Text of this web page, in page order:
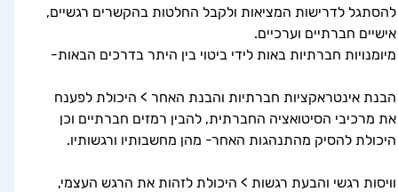
להסתגל לדרישות המציאות ולקבל החלטות בהקשרים רגשיים,
אישיים חברתיים וערכיים.
מיומנויות חברתיות באות לידי ביטוי בין היתר בדרכים הבאות-
הבנת אינטראקציות חברתיות והבנת האחר > היכולת לפענח
את מרכיבי הסיטואציה החברתית, להבין רמזים חברתיים וכן
היכולת להסיק מהתנהגות האחר- מהן מחשבותיו ורגשותיו.
וויסות רגשי והבעת רגשות > היכולת לזהות את הרגש העצמי,